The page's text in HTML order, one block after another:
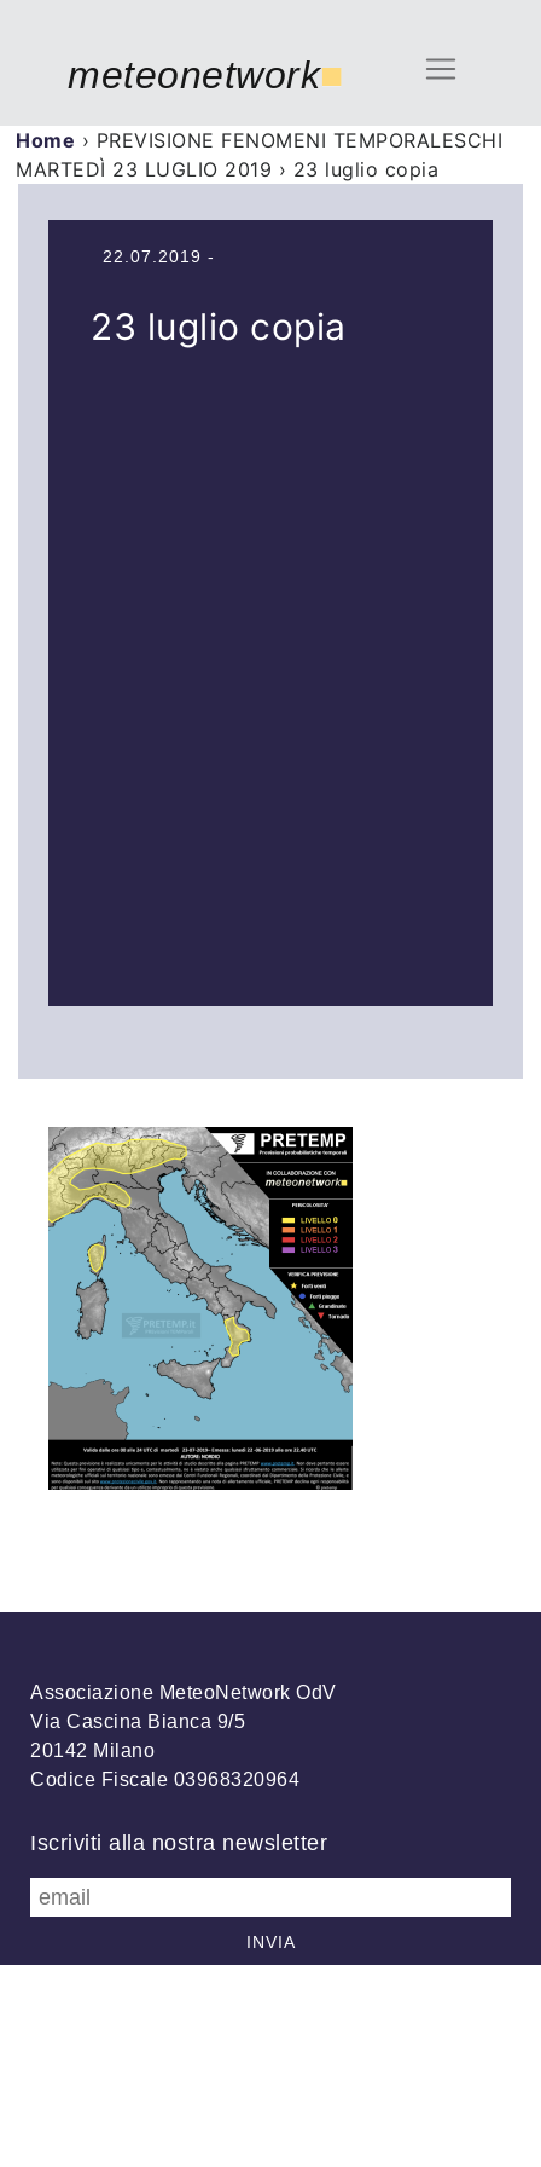
meteonetwork■
Home › PREVISIONE FENOMENI TEMPORALESCHI
MARTEDÌ 23 LUGLIO 2019 › 23 luglio copia
22.07.2019 -
23 luglio copia
Associazione MeteoNetwork OdV
Via Cascina Bianca 9/5
20142 Milano
Codice Fiscale 03968320964
Iscriviti alla nostra newsletter